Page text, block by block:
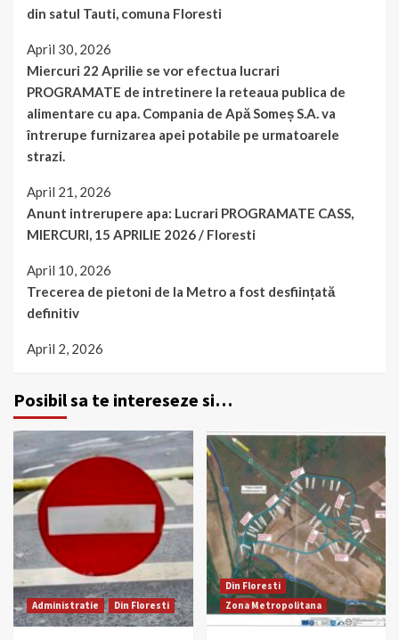
din satul Tauti, comuna Floresti
April 30, 2026
Miercuri 22 Aprilie se vor efectua lucrari
PROGRAMATE de intretinere la reteaua publica de
alimentare cu apa. Compania de Apă Someș S.A. va
întrerupe furnizarea apei potabile pe urmatoarele
strazi.
April 21, 2026
Anunt intrerupere apa: Lucrari PROGRAMATE CASS,
MIERCURI, 15 APRILIE 2026 / Floresti
April 10, 2026
Trecerea de pietoni de la Metro a fost desființată
definitiv
April 2, 2026
Posibil sa te intereseze si…
Administratie Din Floresti
Din Floresti
Zona Metropolitana